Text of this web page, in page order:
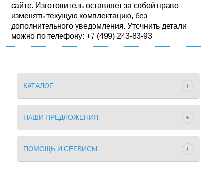
сайте. Изготовитель оставляет за собой право
изменять текущую комплектацию, без
дополнительного уведомления. Уточнить детали
можно по телефону: +7 (499) 243-83-93
КАТАЛОГ
НАШИ ПРЕДЛОЖЕНИЯ
ПОМОЩЬ И СЕРВИСЫ